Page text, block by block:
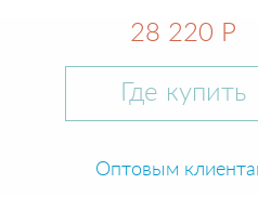
28 220 Р
Где купить
Оптовым